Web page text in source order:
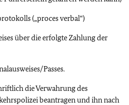
(„proces verbal“)
über die erfolgte Zahlung der
Passes.
die Verwahrung des
beantragen und ihn nach